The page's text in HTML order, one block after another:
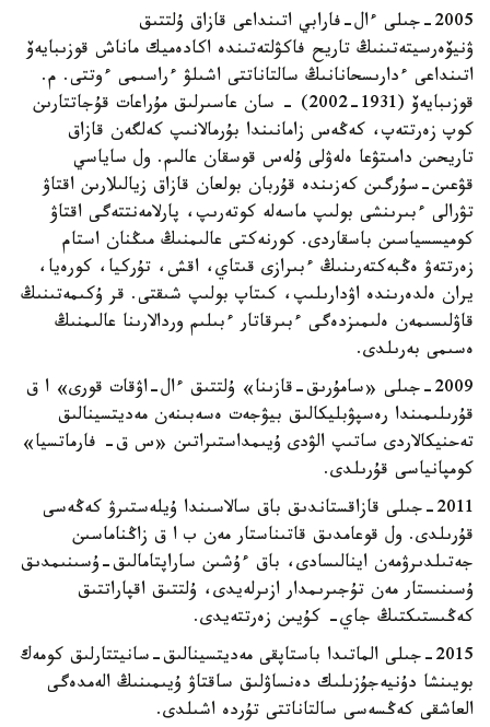
2005-جىلى ءال-فارابي اتىنداعى قازاق ۇلتتىق
ۋنيۆەرسيتەتىنىڭ تاريح فاكۋلتەتىندە اكادەميك ماناش قوزىبايەۆ
اتىنداعى ءدارىسحانانىڭ سالتاناتتى اشىلۋ ءراسىمى ءوتتى. م.
قوزىبايەۆ (1931-2002) - سان عاسىرلىق مۇراعات قۇجاتتارىن
كوپ زەرتتەپ، كەڭەس زامانىندا بۇرمالانىپ كەلگەن قازاق
تاريحىن دامىتۋعا ەلەۋلى ۇلەس قوسقان عالىم. ول ساياسي
قۋعىن-سۇرگىن كەزىندە قۇربان بولعان قازاق زيالىلارىن اقتاۋ
تۋرالى ءبىرىنشى بولىپ ماسەلە كوتەرىپ، پارلامەنتتەگى اقتاۋ
كوميسسياسىن باسقاردى. كورنەكتى عالىمنىڭ مىڭنان استام
زەرتتەۋ ەڭبەكتەرىنىڭ ءبىرازى قىتاي، اقش، تۇركيا، كورەيا،
يران ەلدەرىندە اۋدارىلىپ، كىتاپ بولىپ شىقتى. قر ۇكىمەتىنىڭ
قاۋلىسىمەن ەلىمىزدەگى ءبىرقاتار ءبىلىم وردالارىنا عالىمنىڭ
ەسىمى بەرىلدى.
2009-جىلى «سامۇرىق-قازىنا» ۇلتتىق ءال-اۋقات قورى» ا ق
قۇرىلىمىندا رەسپۋبليكالىق بيۋجەت ەسەبىنەن مەديتسينالىق
تەحنيكالاردى ساتىپ الۋدى ۇيىمداستىراتىن «س ق- فارماتسيا»
كومپانياسى قۇرىلدى.
2011-جىلى قازاقستاندىق باق سالاسىندا ۇيلەستىرۋ كەڭەسى
قۇرىلدى. ول قوعامدىق قاتىناستار مەن ب ا ق زاڭناماسىن
جەتىلدىرۋمەن اينالىسادى، باق ءۇشىن ساراپتامالىق-ۇسىنىمدىق
ۇسىنىستار مەن تۇجىرىمدار ازىرلەيدى، ۇلتتىق اقپاراتتىق
كەڭىستىكتىڭ جاي- كۇيىن زەرتتەيدى.
2015-جىلى الماتىدا باستاپقى مەديتسينالىق-سانيتتارلىق كومەك
بويىنشا دۇنيەجۇزىلىك دەنساۋلىق ساقتاۋ ۇيىمىنىڭ الەمدەگى
العاشقى كەڭسەسى سالتاناتتى تۇردە اشىلدى.